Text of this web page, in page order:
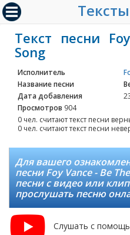
Текст песни
Song
Исполнитель
Название песни
Дата добавления
Просмотров 904
0 чел. считают текст песни
0 чел. считают текст песни
Для вашего
песни Foy Vance - Be
песни с видео или
прослушать песню
Слушать с